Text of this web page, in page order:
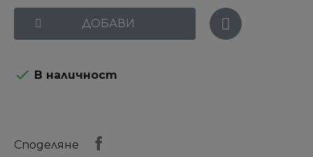
ДОБАВИ
 В наличност
Споделяне